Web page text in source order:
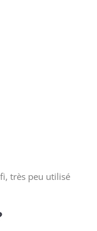
très peu utilisé